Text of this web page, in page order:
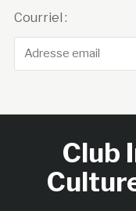
Courriel :
Club